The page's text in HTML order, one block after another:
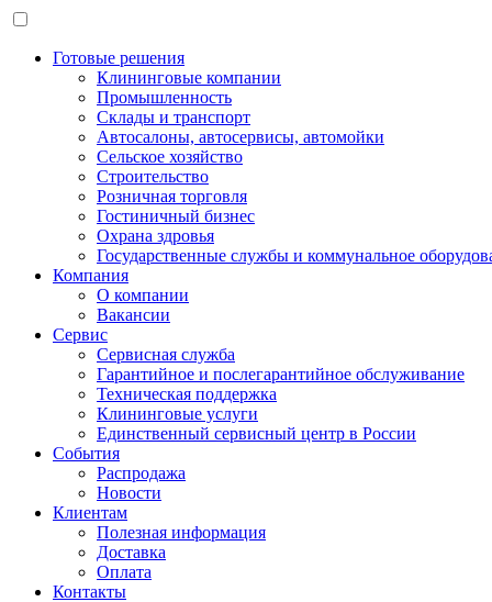
Готовые решения
Клининговые компании
Промышленность
Склады и транспорт
Автосалоны, автосервисы, автомойки
Сельское хозяйство
Строительство
Розничная торговля
Гостиничный бизнес
Охрана здровья
Государственные службы и коммунальное
Компания
О компании
Вакансии
Сервис
Сервисная служба
Гарантийное и послегарантийное обслуживание
Техническая поддержка
Клининговые услуги
Единственный сервисный центр в России
События
Распродажа
Новости
Клиентам
Полезная информация
Доставка
Оплата
Контакты